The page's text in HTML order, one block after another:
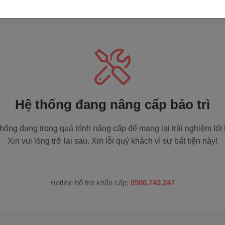
Hệ thống đang nâng cấp bảo trì
đang trong quá trình nâng cấp để mang lại trải nghiệm tốt
Xin vui lòng trở lại sau. Xin lỗi quý khách vì sự bất tiện này!
Hotline hỗ trợ khẩn cấp: 0986.743.247